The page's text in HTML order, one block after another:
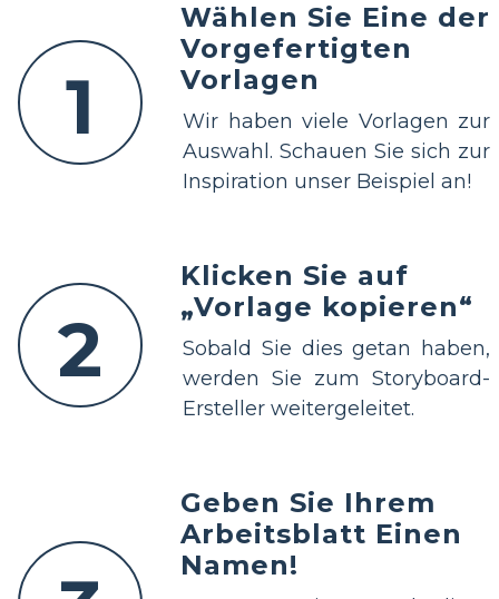
1
Wählen Sie Eine der
Vorgefertigten
Vorlagen
Wir haben viele Vorlagen zur
Auswahl. Schauen Sie sich zur
Inspiration unser Beispiel an!
2
Klicken Sie auf
„Vorlage kopieren“
Sobald Sie dies getan haben,
werden Sie zum Storyboard-
Ersteller weitergeleitet.
Geben Sie Ihrem
Arbeitsblatt Einen
Namen!